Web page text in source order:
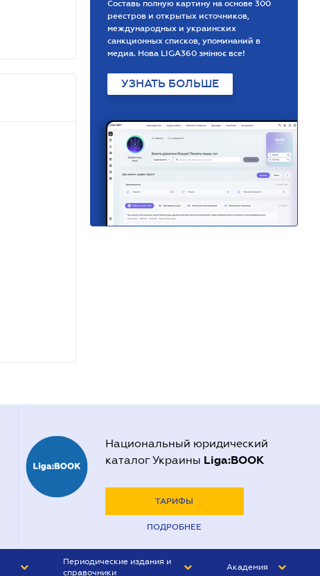
Составь полную картину на основе 300
реестров и открытых источников,
международных и украинских
санкционных списков, упоминаний в
медиа. Нова LIGA360 змінює все!
УЗНАТЬ БОЛЬШЕ
Национальный юридический
каталог Украины Liga:BOOK
ТАРИФЫ
ПОДРОБНЕЕ
Периодические издания и
справочники
Академия